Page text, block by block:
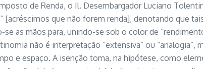
de Renda, o Il. Desembargador Luciano
que não forem renda], denotando que
as mãos para, unindo-se sob o color de
não é interpretação “extensiva” ou “analogia”,
e espaço. A isenção toma, na hipótese, como